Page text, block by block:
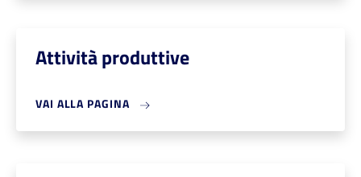
Attività produttive
VAI ALLA PAGINA